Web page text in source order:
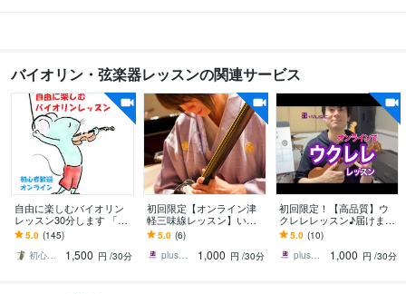
バイオリン・弦楽器レッスンの関連サービス
自由に楽しむバイオリン
レッスン30分します 「バ
イオリン楽しい！」とい
う時間をご提供します
5.0 (145)
初心者歓迎｜自由なヴァイオリンレッスン
1,500 円 /30分
初回限定【オンライン津
軽三味線レッスン】いた
します 現役プロミュージ
シャンによるオーダーメ
イドレッスン！
5.0 (6)
plusmusic online
1,000 円 /30分
初回限定！【高品質】ウ
クレレレッスン♪届けます
スタジオ直営！音楽は習
いに"行かない"好きな所で
受ける時代♪
5.0 (10)
plusmusic online
1,000 円 /30分